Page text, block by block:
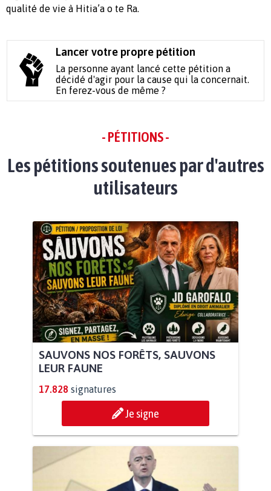
qualité de vie à Hitia’a o te Ra.
Lancer votre propre pétition
La personne ayant lancé cette pétition a
décidé d'agir pour la cause qui la concernait.
En ferez-vous de même ?
- PÉTITIONS -
Les pétitions soutenues par d'autres
utilisateurs
SAUVONS NOS FORÊTS, SAUVONS
LEUR FAUNE
17.828 signatures
Je signe